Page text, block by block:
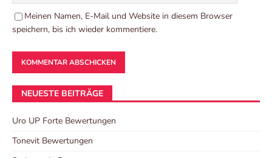
Meinen Namen, E-Mail und Website in diesem Browser
speichern, bis ich wieder kommentiere.
NEUESTE BEITRÄGE
Uro UP Forte Bewertungen
Tonevit Bewertungen